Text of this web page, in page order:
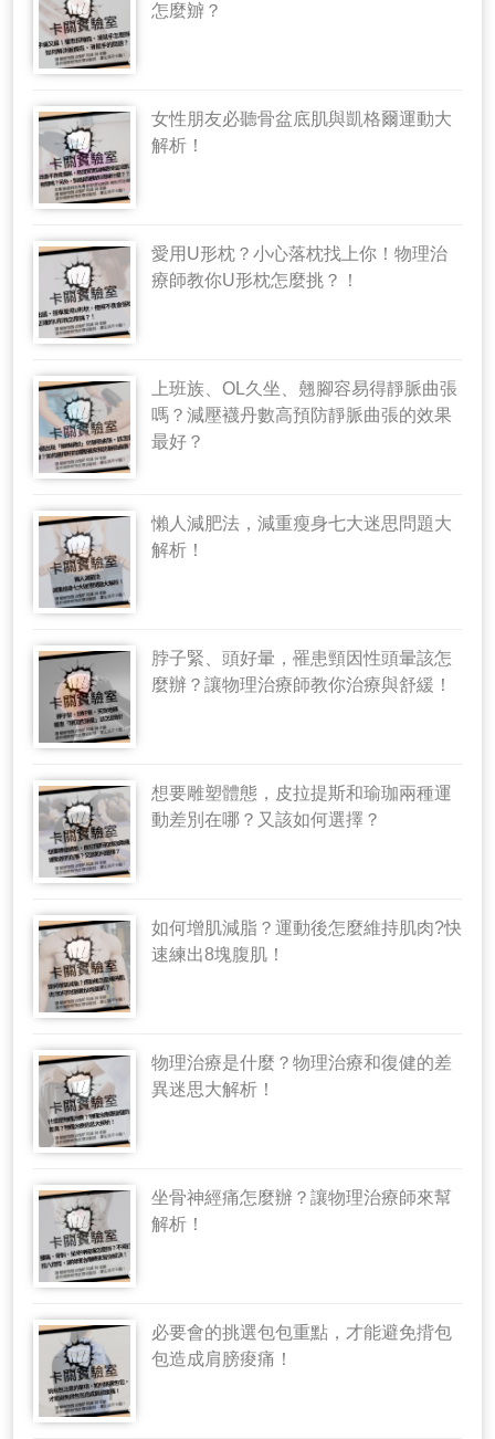
怎麼辧？
女性朋友必聽骨盆底肌與凱格爾運動大
解析！
愛用U形枕？小心落枕找上你！物理治
療師教你U形枕怎麼挑？！
上班族、OL久坐、翹腳容易得靜脈曲張
嗎？減壓襪丹數高預防靜脈曲張的效果
最好？
懶人減肥法，減重瘦身七大迷思問題大
解析！
脖子緊、頭好暈，罹患頸因性頭暈該怎
麼辦？讓物理治療師教你治療與舒緩！
想要雕塑體態，皮拉提斯和瑜珈兩種運
動差別在哪？又該如何選擇？
如何增肌減脂？運動後怎麼維持肌肉?快
速練出8塊腹肌！
物理治療是什麼？物理治療和復健的差
異迷思大解析！
坐骨神經痛怎麼辦？讓物理治療師來幫
解析！
必要會的挑選包包重點，才能避免揹包
包造成肩膀痠痛！